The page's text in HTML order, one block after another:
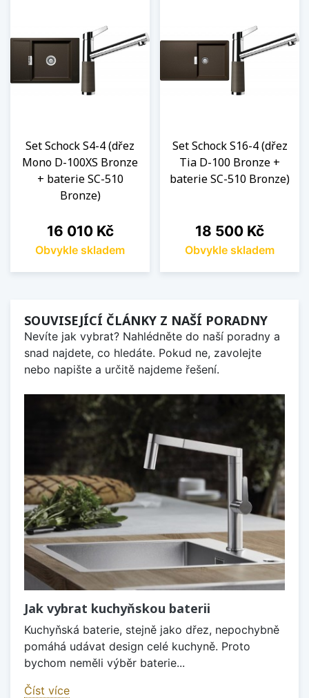
Set Schock S4-4 (dřez
Mono D-100XS Bronze
+ baterie SC-510
Bronze)
Cena
16 010 Kč
Obvykle skladem
Set Schock S16-4 (dřez
Tia D-100 Bronze +
baterie SC-510 Bronze)
Cena
18 500 Kč
Obvykle skladem
SOUVISEJÍCÍ ČLÁNKY Z NAŠÍ PORADNY
Nevíte jak vybrat? Nahlédněte do naší poradny a
snad najdete, co hledáte. Pokud ne, zavolejte
nebo napište a určitě najdeme řešení.
Jak vybrat kuchyňskou baterii
Kuchyňská baterie, stejně jako dřez, nepochybně
pomáhá udávat design celé kuchyně. Proto
bychom neměli výběr baterie...
Číst více